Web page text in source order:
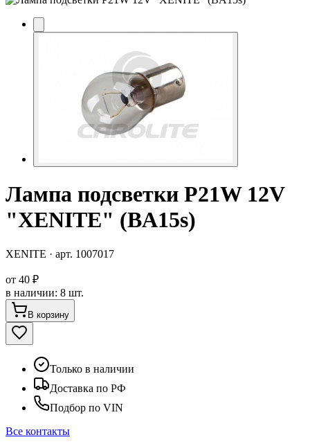
Лампа подсветки P21W 12V
"XENITE" (BA15s)
XENITE · арт. 1007017
от 40 ₽
в наличии: 8 шт.
В корзину
Только в наличии
Доставка по РФ
Подбор по VIN
Все контакты